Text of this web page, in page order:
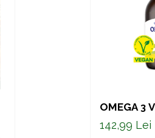
OMEGA 3
– ULEI DIN
ML
142,99 Lei